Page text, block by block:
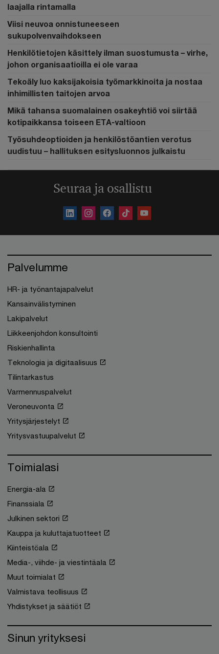
laajalla rintamalla
Viisi neuvoa onnistuneeseen
sukupolvenvaihdokseen
Henkilötietojen käsittely ilman suostumusta – virhe,
johon organisaatioilla ei ole varaa
Tekoäly luo kaksijakoisia työmarkkinoita ja nostaa
inhimillisten taitojen arvoa
Mikä tahansa suomalainen osakeyhtiö voi siirtää
kotipaikkansa toiseen ETA-valtioon
Työsuhdeoptioiden ja henkilöstöantien verotus
uudistuu – hallituksen esitysluonnos julkaistu
Seuraa ja osallistu
Palvelumme
HR- ja työnantajapalvelut
Kansainvälistyminen
Lakipalvelut
Liikkeenjohdon konsultointi
Riskienhallinta
Teknologia ja digitaalisuus
Tilintarkastus
Varmennuspalvelut
Veroneuvonta
Yritysjärjestelyt
Yritysvastuupalvelut
Toimialasi
Energia-ala
Finanssiala
Julkinen sektori
Kauppa ja kuluttajatuotteet
Kiinteistöala
Media-, viihde- ja viestintäala
Muut toimialat
Valmistava teollisuus
Yhdistykset ja säätiöt
Sinun yrityksesi